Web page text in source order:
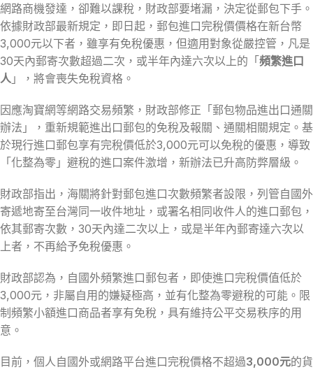
網路商機發達，卻難以課稅，財政部要堵漏，決定從郵包下手。
依據財政部最新規定，即日起，郵包進口完稅價價格在新台幣
3,000元以下者，雖享有免稅優惠，但適用對象從嚴控管，凡是
30天內郵寄次數超過二次，或半年內達六次以上的「頻繁進口
人 」，將會喪失免稅資格。
因應淘寶網等網路交易頻繁，財政部修正「郵包物品進出口通關
辦法」，重新規範進出口郵包的免稅及報關、通關相關規定。基
於現行進口郵包享有完稅價低於3,000元可以免稅的優惠，導致
「化整為零」避稅的進口案件激增，新辦法已升高防弊層級。
財政部指出，海關將針對郵包進口次數頻繁者設限，列管自國外
寄遞地寄至台灣同一收件地址，或署名相同收件人的進口郵包，
依其郵寄次數，30天內達二次以上，或是半年內郵寄達六次以
上者，不再給予免稅優惠。
財政部認為，自國外頻繁進口郵包者，即使進口完稅價值低於
3,000元，非屬自用的嫌疑極高，並有化整為零避稅的可能。限
制頻繁小額進口商品者享有免稅，具有維持公平交易秩序的用
意。
目前，個人自國外或網路平台進口完稅價格不超過3,000元的貨